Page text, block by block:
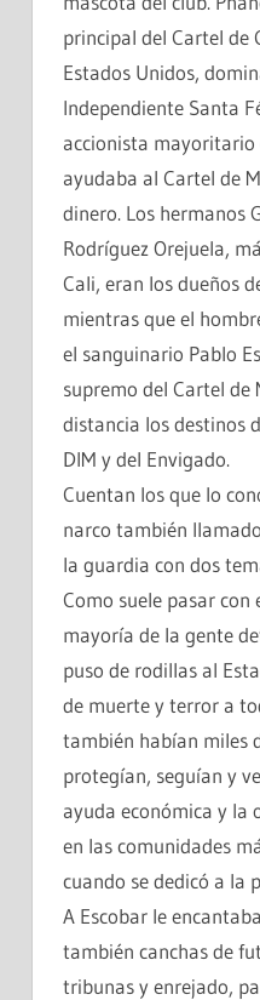
principal del Cartel de
Estados Unidos,
Independiente Santa
accionista mayoritario
ayudaba al Cartel de
dinero. Los hermanos
Rodríguez Orejuela,
Cali, eran los dueños
mientras que el
el sanguinario Pablo
supremo del Cartel de
distancia los destinos
DIM y del Envigado.
Cuentan los que lo
narco también
la guardia con dos
Como suele pasar con
mayoría de la gente
puso de rodillas al
de muerte y terror a
también habían miles
protegían, seguían y
ayuda económica y la
en las comunidades
cuando se dedicó a la
A Escobar le
también canchas de
tribunas y enrejado,